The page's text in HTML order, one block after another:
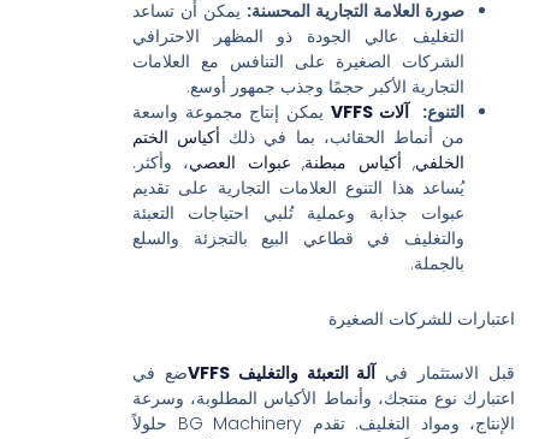
صورة العلامة التجارية المحسنة:يمكن أن تساعد
التغليف عالي الجودة ذو المظهر الاحترافي
الشركات الصغيرة على التنافس مع العلامات
التجارية الأكبر حجمًا وجذب جمهور أوسع.
التنوع: آلات VFFS
يمكن إنتاج مجموعة واسعة
من أنماط الحقائب، بما في ذلكأكياس الختم
الخلفي,أكياس مبطنة,عبوات العصي، وأكثر.
يُساعد هذا التنوع العلامات التجارية على تقديم
عبوات جذابة وعملية تُلبي احتياجات التعبئة
والتغليف في قطاعي البيع بالتجزئة والسلع
بالجملة.
اعتبارات للشركات الصغيرة
قبل الاستثمار فيآلة التعبئة والتغليف VFFS
ضع في
اعتبارك نوع منتجك، وأنماط الأكياس المطلوبة، وسرعة
الإنتاج، ومواد التغليف. تقدم BG Machinery حلولاً